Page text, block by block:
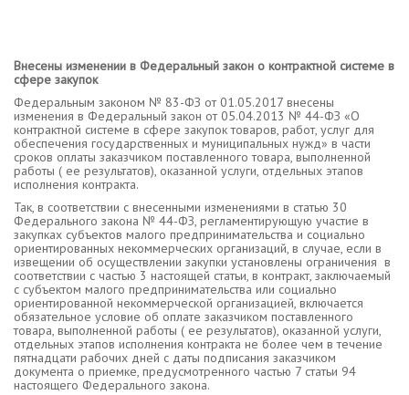
Внесены изменении в Федеральный закон о контрактной системе в
сфере закупок
Федеральным законом № 83-ФЗ от 01.05.2017 внесены
изменения в Федеральный закон от 05.04.2013 № 44-ФЗ «О
контрактной системе в сфере закупок товаров, работ, услуг для
обеспечения государственных и муниципальных нужд» в части
сроков оплаты заказчиком поставленного товара, выполненной
работы ( ее результатов), оказанной услуги, отдельных этапов
исполнения контракта.
Так, в соответствии с внесенными изменениями в статью 30
Федерального закона № 44-ФЗ, регламентирующую участие в
закупках субъектов малого предпринимательства и социально
ориентированных некоммерческих организаций, в случае, если в
извещении об осуществлении закупки установлены ограничения в
соответствии с частью 3 настоящей статьи, в контракт, заключаемый
с субъектом малого предпринимательства или социально
ориентированной некоммерческой организацией, включается
обязательное условие об оплате заказчиком поставленного
товара, выполненной работы ( ее результатов), оказанной услуги,
отдельных этапов исполнения контракта не более чем в течение
пятнадцати рабочих дней с даты подписания заказчиком
документа о приемке, предусмотренного частью 7 статьи 94
настоящего Федерального закона.